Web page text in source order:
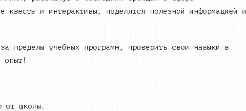
квесты и интерактивы, поделятся полезной информацией и
пределы учебных программ, проверить свои навыки в
опыт!
от школы.